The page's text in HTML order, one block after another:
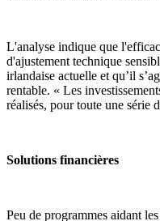
L'analyse indique que
d'ajustement technique
irlandaise actuelle et qu’il
rentable. « Les
réalisés, pour toute une série
Solutions financières
Peu de programmes aidant